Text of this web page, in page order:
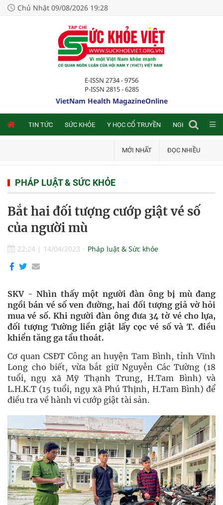
Chủ Nhật 09/08/2026 19:28
E-ISSN 2734 - 9756
P-ISSN 2815 - 6285
VietNam Health MagazineOnline
TIN TỨC SỨC KHỎE Y HỌC CỔ TRUYỀN NGHIÊN CỨU
MỚI NHẤT ĐỌC NHIỀU
PHÁP LUẬT & SỨC KHỎE
Bắt hai đối tượng cướp giật vé số
của người mù
22:24 | 14/04/2023 Pháp luật & Sức khỏe
SKV - Nhìn thấy một người đàn ông bị mù đang
ngồi bán vé số ven đường, hai đối tượng giả vờ hỏi
mua vé số. Khi người đàn ông đưa 34 tờ vé cho lựa,
đối tượng Tường liền giật lấy cọc vé số và T. điều
khiển tăng ga tẩu thoát.
Cơ quan CSĐT Công an huyện Tam Bình, tỉnh Vĩnh
Long cho biết, vừa bắt giữ Nguyễn Các Tường (18
tuổi, ngụ xã Mỹ Thạnh Trung, H.Tam Bình) và
L.H.K.T (15 tuổi, ngụ xã Phú Thịnh, H.Tam Bình) để
điều tra về hành vi cướp giật tài sản.